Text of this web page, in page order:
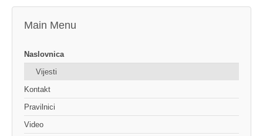
Main Menu
Naslovnica
Vijesti
Kontakt
Pravilnici
Video